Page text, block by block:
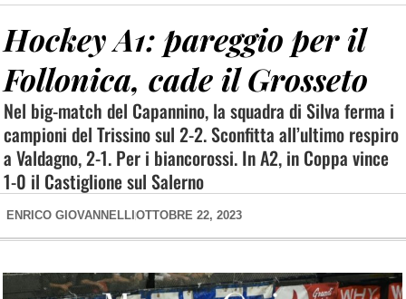
Hockey A1: pareggio per il
Follonica, cade il Grosseto
Nel big-match del Capannino, la squadra di Silva ferma i
campioni del Trissino sul 2-2. Sconfitta all’ultimo respiro
a Valdagno, 2-1. Per i biancorossi. In A2, in Coppa vince
1-0 il Castiglione sul Salerno
ENRICO GIOVANNELLI OTTOBRE 22, 2023